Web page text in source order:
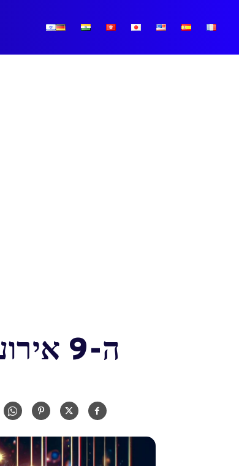
ה-9 אירועים אונליין שחייבים להכיר בדצמבר 2024